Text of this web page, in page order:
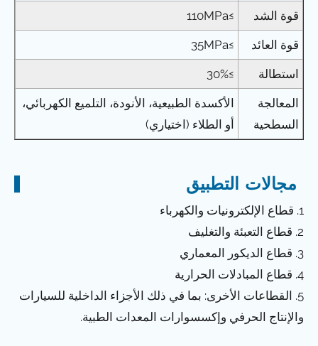
قوة الشد ≥110MPa
قوة العائد ≥35MPa
استطالة ≥30%
المعالجة
السطحية
الأكسدة الطبيعية، الأنودة، التلميع الكهربائي،
أو الطلاء (اختياري)
مجالات التطبيق
1. قطاع الإلكترونيات والكهرباء
2. قطاع التعبئة والتغليف
3. قطاع الديكور المعماري
4. قطاع المبادلات الحرارية
5. القطاعات الأخرى: بما في ذلك الأجزاء الداخلية للسيارات
والإنتاج الحرفي وإكسسوارات المعدات الطبية.